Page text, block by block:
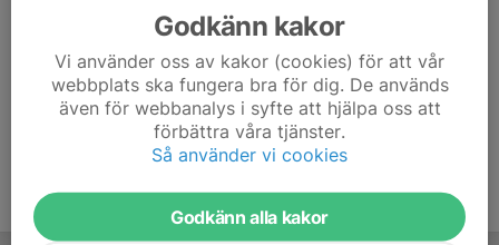
Godkänn kakor
Vi använder oss av kakor (cookies) för att vår
webbplats ska fungera bra för dig. De används
även för webbanalys i syfte att hjälpa oss att
förbättra våra tjänster.
Så använder vi cookies
Godkänn alla kakor